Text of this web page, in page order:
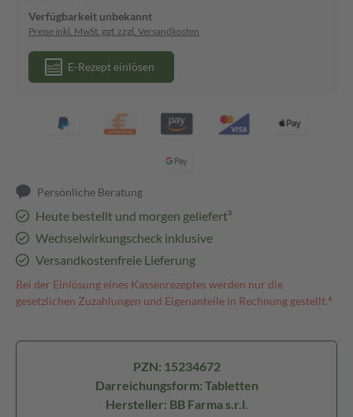
Verfügbarkeit unbekannt
Preise inkl. MwSt. ggf. zzgl. Versandkosten
E-Rezept einlösen
Persönliche Beratung
Heute bestellt und morgen geliefert³
Wechselwirkungscheck inklusive
Versandkostenfreie Lieferung
Bei der Einlösung eines Kassenrezeptes werden nur die
gesetzlichen Zuzahlungen und Eigenanteile in Rechnung gestellt.⁴
PZN: 15234672
Darreichungsform: Tabletten
Hersteller: BB Farma s.r.l.